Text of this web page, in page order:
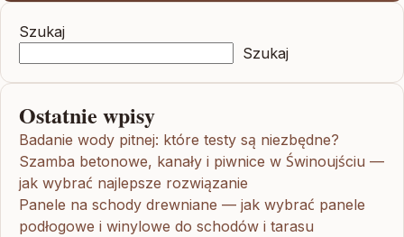
Szukaj
Szukaj
Ostatnie wpisy
Badanie wody pitnej: które testy są niezbędne?
Szamba betonowe, kanały i piwnice w Świnoujściu —
jak wybrać najlepsze rozwiązanie
Panele na schody drewniane — jak wybrać panele
podłogowe i winylowe do schodów i tarasu